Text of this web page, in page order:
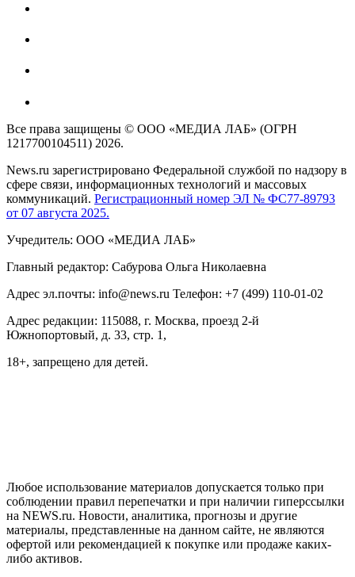
Все права защищены © ООО «МЕДИА ЛАБ» (ОГРН
1217700104511) 2026.
News.ru зарегистрировано Федеральной службой по надзору в
сфере связи, информационных технологий и массовых
коммуникаций. Регистрационный номер ЭЛ № ФС77-89793
от 07 августа 2025.
Учредитель: ООО «МЕДИА ЛАБ»
Главный редактор: Сабурова Ольга Николаевна
Адрес эл.почты: info@news.ru Телефон: +7 (499) 110-01-02
Адрес редакции: 115088, г. Москва, проезд 2-й
Южнопортовый, д. 33, стр. 1,
18+, запрещено для детей.
Любое использование материалов допускается только при
соблюдении правил перепечатки и при наличии гиперссылки
на NEWS.ru. Новости, аналитика, прогнозы и другие
материалы, представленные на данном сайте, не являются
офертой или рекомендацией к покупке или продаже каких-
либо активов.